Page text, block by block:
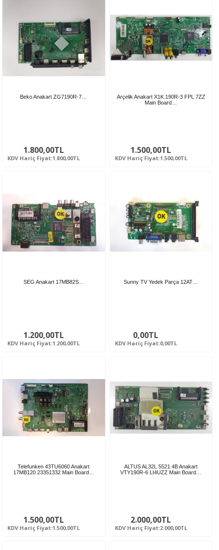
Beko Anakart ZG7190R-7…
1.800,00TL
KDV Hariç Fiyat:1.800,00TL
Arçelik Anakart X1K.190R-3 FPL 7ZZ
Main Board…
1.500,00TL
KDV Hariç Fiyat:1.500,00TL
SEG Anakart 17MB82S…
1.200,00TL
KDV Hariç Fiyat:1.200,00TL
Sunny TV Yedek Parça 12AT…
0,00TL
KDV Hariç Fiyat:0,00TL
Telefunken 43TU6060 Anakart
17MB120 23351332 Main Board…
1.500,00TL
KDV Hariç Fiyat:1.500,00TL
ALTUS AL32L 5521 4B Anakart
VTY190R-6 LI4UZZ Main Board…
2.000,00TL
KDV Hariç Fiyat:2.000,00TL